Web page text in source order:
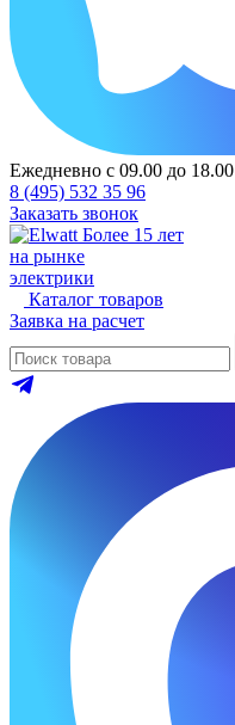
Ежедневно с 09.00 до 18.00
8 (495) 532 35 96
Заказать звонок
Более 15 лет
на рынке
электрики
Каталог товаров
Заявка на расчет